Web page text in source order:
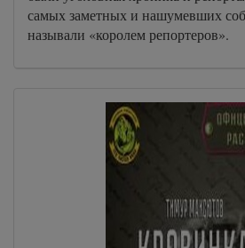
самых заметных и нашумевших
называли «королем репортеров».